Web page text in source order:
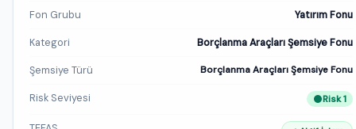
Fon Grubu Yatırım Fonu
Kategori Borçlanma Araçları Şemsiye Fonu
Şemsiye Türü Borçlanma Araçları Şemsiye Fonu
Risk Seviyesi Risk 1